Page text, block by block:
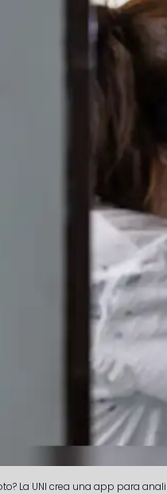
La UNI crea una app para